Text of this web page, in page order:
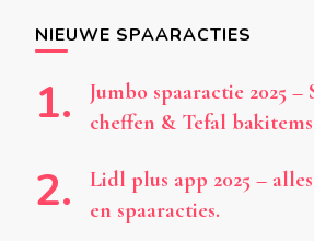
NIEUWE SPAARACTIES
Jumbo spaaractie 2025
cheffen & Tefal bakitems
Lidl plus app 2025 –
en spaaracties.